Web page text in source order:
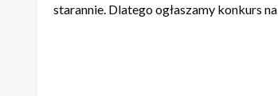
starannie. Dlatego ogłaszamy konkurs